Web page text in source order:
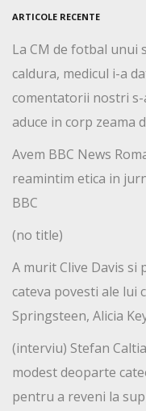
ARTICOLE RECENTE
La CM de fotbal unui
caldura, medicul i-a
comentatorii nostri s-
aduce in corp zeama
Avem BBC News
reamintim etica in
BBC
(no title)
A murit Clive Davis si
cateva povesti ale lui
Springsteen, Alicia
(interviu) Stefan
modest deoparte
pentru a reveni la